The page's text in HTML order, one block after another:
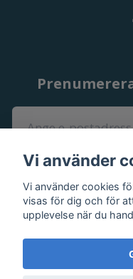
Vi använder
Vi använder cookies
visas för dig och för
upplevelse när du